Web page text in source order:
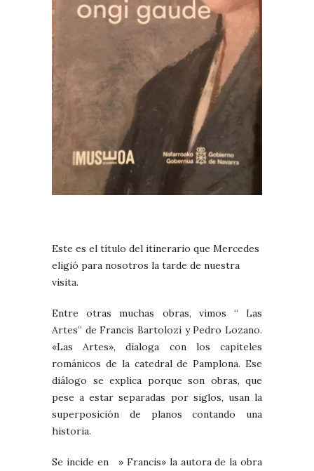
Este es el título del itinerario que Mercedes
eligió para nosotros la tarde de nuestra
visita.
Entre otras muchas obras, vimos “ Las
Artes” de Francis Bartolozi y Pedro Lozano.
«Las Artes», dialoga con los capiteles
románicos de la catedral de Pamplona. Ese
diálogo se explica porque son obras, que
pese a estar separadas por siglos, usan la
superposición de planos contando una
historia.
Se incide en » Francis» la autora de la obra